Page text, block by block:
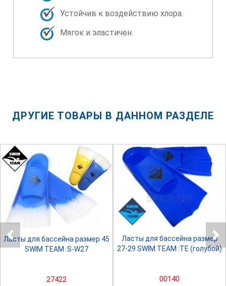
Устойчив к воздействию хлора.
Мягок и эластичен.
ДРУГИЕ ТОВАРЫ В ДАННОМ РАЗДЕЛЕ
SPRINTER
Ласты для бассейна размер 45
SWIM TEAM :S-W27
27422
SPRINTER
Ласты для бассейна размер
27-29 SWIM TEAM :TE (голубой)
00140